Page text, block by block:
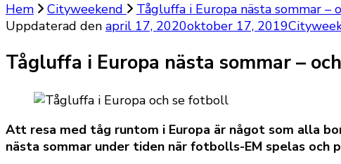
Hem
Cityweekend
Tågluffa i Europa nästa sommar
Uppdaterad den april 17, 2020oktober 17, 2019
Tågluffa i Europa nästa sommar –
Att resa med tåg runtom i Europa är något som alla
nästa sommar under tiden när fotbolls-EM spelas och